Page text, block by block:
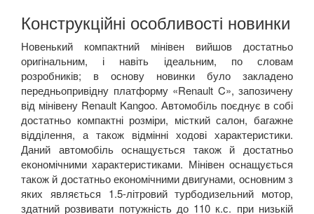
Конструкційні особливості новинки
Новенький компактний мінівен вийшов достатньо
оригінальним, і навіть ідеальним, по словам
розробників; в основу новинки було закладено
передньопривідну платформу «Renault C», запозичену
від мінівену Renault Kangoo. Автомобіль поєднує в собі
достатньо компактні розміри, місткий салон, багажне
відділення, а також відмінні ходові характеристики.
Даний автомобіль оснащується також й достатньо
економічними характеристиками. Мінівен оснащується
також й достатньо економічними двигунами, основним з
яких являється 1.5-літровий турбодизельний мотор,
здатний розвивати потужність до 110 к.с. при низькій